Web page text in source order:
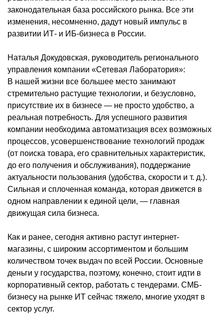
законодательная база российского рынка. Все эти
изменения, несомненно, дадут новый импульс в
развитии ИТ- и ИБ-бизнеса в России.
Наталья Докудовская, руководитель регионального
управления компании «Сетевая Лаборатория»:
В нашей жизни все большее место занимают
стремительно растущие технологии, и безусловно,
присутствие их в бизнесе — не просто удобство, а
реальная потребность. Для успешного развития
компании необходима автоматизация всех возможных
процессов, усовершенствование технологий продаж
(от поиска товара, его сравнительных характеристик,
до его получения и обслуживания), поддержание
актуальности пользования (удобства, скорости и т. д.).
Сильная и сплоченная команда, которая движется в
одном направлении к единой цели, — главная
движущая сила бизнеса.
Как и ранее, сегодня активно растут интернет-
магазины, с широким ассортиментом и большим
количеством точек выдач по всей России. Основные
деньги у государства, поэтому, конечно, стоит идти в
корпоративный сектор, работать с тендерами. СМБ-
бизнесу на рынке ИТ сейчас тяжело, многие уходят в
сектор услуг.